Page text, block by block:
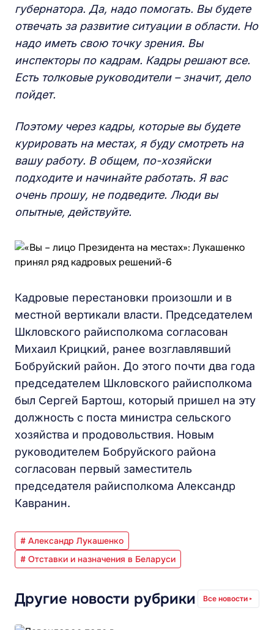
губернатора. Да, надо помогать. Вы будете
отвечать за развитие ситуации в области. Но
надо иметь свою точку зрения. Вы
инспекторы по кадрам. Кадры решают все.
Есть толковые руководители – значит, дело
пойдет.
Поэтому через кадры, которые вы будете
курировать на местах, я буду смотреть на
вашу работу. В общем, по-хозяйски
подходите и начинайте работать. Я вас
очень прошу, не подведите. Люди вы
опытные, действуйте.
Кадровые перестановки произошли и в
местной вертикали власти. Председателем
Шкловского райисполкома согласован
Михаил Крицкий, ранее возглавлявший
Бобруйский район. До этого почти два года
председателем Шкловского райисполкома
был Сергей Бартош, который пришел на эту
должность с поста министра сельского
хозяйства и продовольствия. Новым
руководителем Бобруйского района
согласован первый заместитель
председателя райисполкома Александр
Кавранин.
# Александр Лукашенко
# Отставки и назначения в Беларуси
Другие новости рубрики Все новости